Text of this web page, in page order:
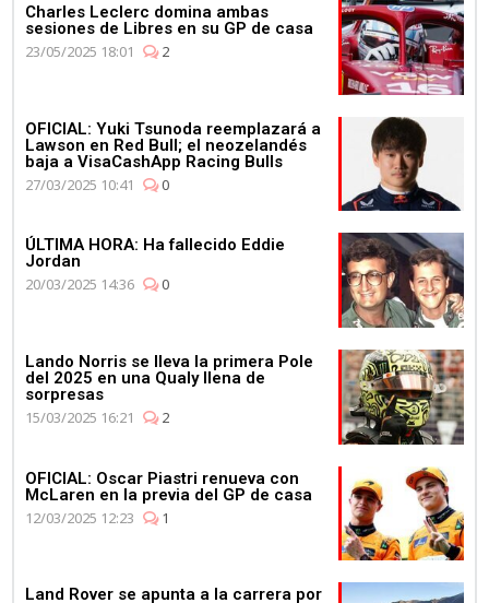
Charles Leclerc domina ambas
sesiones de Libres en su GP de casa
23/05/2025 18:01
2
OFICIAL: Yuki Tsunoda reemplazará a
Lawson en Red Bull; el neozelandés
baja a VisaCashApp Racing Bulls
27/03/2025 10:41
0
ÚLTIMA HORA: Ha fallecido Eddie
Jordan
20/03/2025 14:36
0
Lando Norris se lleva la primera Pole
del 2025 en una Qualy llena de
sorpresas
15/03/2025 16:21
2
OFICIAL: Oscar Piastri renueva con
McLaren en la previa del GP de casa
12/03/2025 12:23
1
Land Rover se apunta a la carrera por